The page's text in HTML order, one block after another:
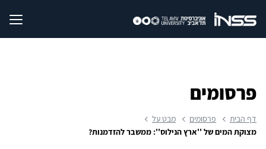
פרסומים
דף הבית פרסומים
מבט על
מצוקת המים של ''ארץ הנילוס'': ממשבר להזדמנות?